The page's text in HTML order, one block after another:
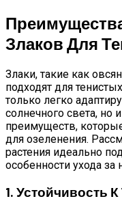
Злаков Для
Злаки, такие как
подходят для
только легко
солнечного света, но
преимуществ,
для озеленения.
растения идеально
особенности ухода за
1. Устойчивость К